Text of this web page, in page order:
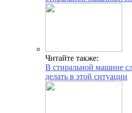
Читайте также:
В стиральной машине
делать в этой ситуации